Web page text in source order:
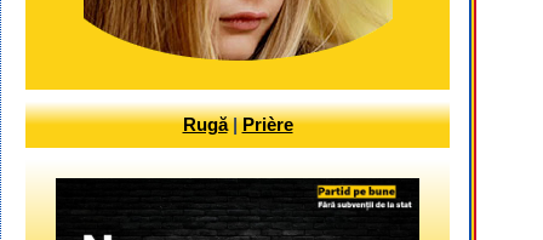
Rugă|Prière